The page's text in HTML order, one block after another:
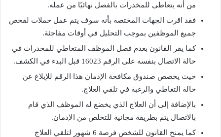
من أنه يتعاطى للمخدرات بالفصل نهائيًا من عمله.
فقد اقرت الجهات المختصة بأنه سوف يتم عمل حملات لفحص
جميع الموظفين بموجب التحليل في أوقات مفاجئة.
كما يقر القانون بعدم فصل الموظف المتعاطي للمخدرات في
حالة الاتصال بنفسه على الرقم 16023 قبل البدء في الكشف.
حيث يخصص صندوق مكافحة الإدمان هذا الرقم للإبلاغ عن
حالة التعاطي والرغبة في تلقي العلاج.
بالإضافة إلى أن العلاج الذي يخضع له الموظف الذي قام
بالاتصال يتم بطريقة مجانية للتخلص من الإدمان.
كما يمنح القانون للشخص فرصة 6 شهور لتلقي العلاج